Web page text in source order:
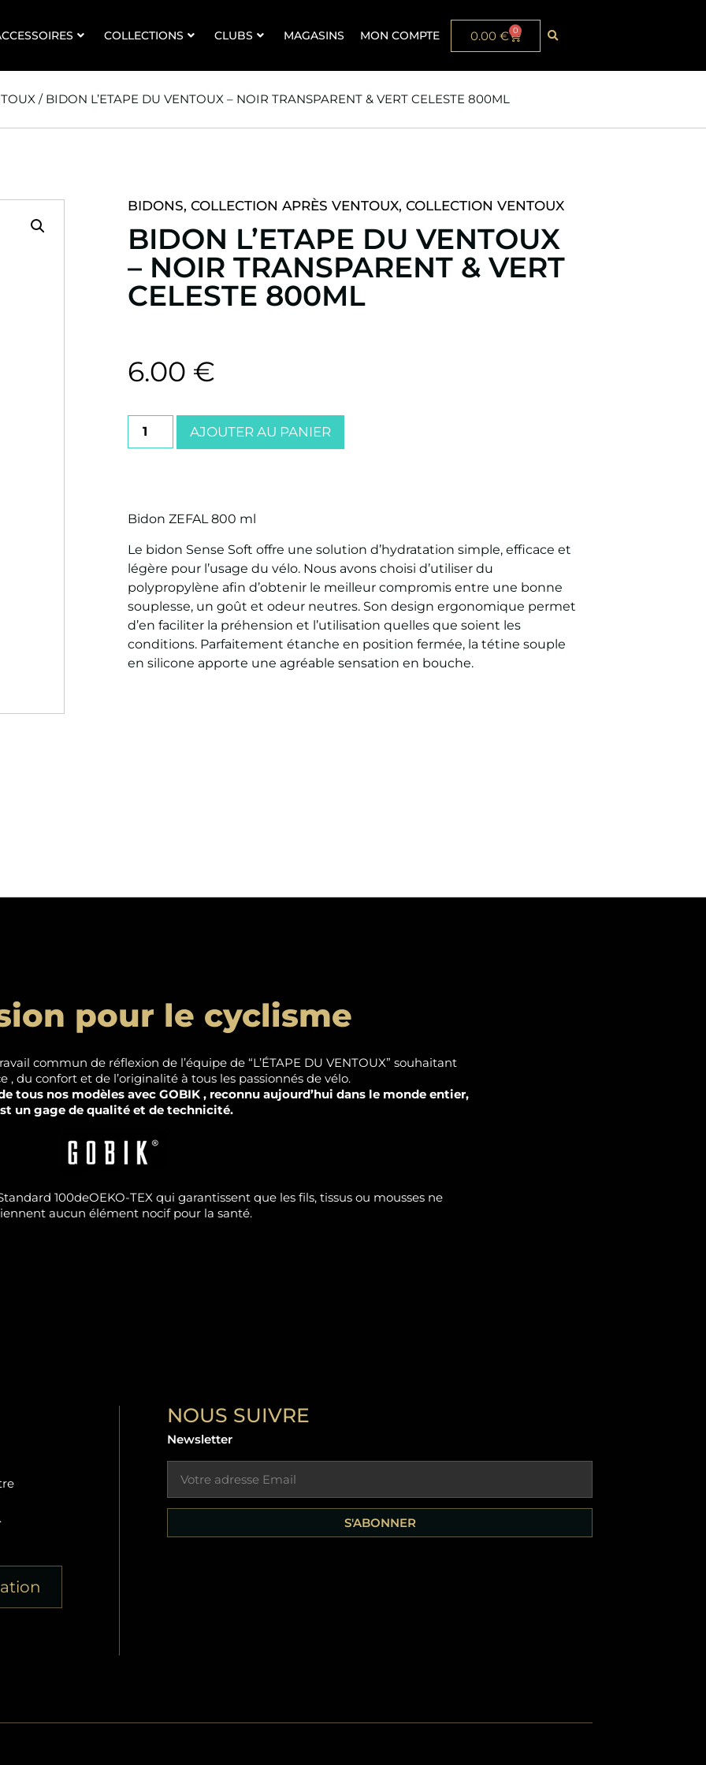
COLLECTIONS CLUBS MAGASINS MON COMPTE 0.00 € 0
/ BIDON L’ETAPE DU VENTOUX – NOIR TRANSPARENT & VERT CELESTE 800ML
BIDONS, COLLECTION APRÈS VENTOUX, COLLECTION VENTOUX
BIDON L’ETAPE DU VENTOUX
– NOIR TRANSPARENT & VERT
CELESTE 800ML
6.00 €
AJOUTER AU PANIER
Bidon ZEFAL 800 ml
Le bidon Sense Soft offre une solution d’hydratation simple, efficace et
légère pour l’usage du vélo. Nous avons choisi d’utiliser du
polypropylène afin d’obtenir le meilleur compromis entre une bonne
souplesse, un goût et odeur neutres. Son design ergonomique permet
d’en faciliter la préhension et l’utilisation quelles que soient les
conditions. Parfaitement étanche en position fermée, la tétine souple
en silicone apporte une agréable sensation en bouche.
pour le cyclisme
commun de réflexion de l’équipe de “L’ÉTAPE DU VENTOUX” souhaitant
, du confort et de l’originalité à tous les passionnés de vélo.
tous nos modèles avec GOBIK , reconnu aujourd’hui dans le monde entier,
un gage de qualité et de technicité.
100deOEKO-TEX qui garantissent que les fils, tissus ou mousses ne
aucun élément nocif pour la santé.
NOUS SUIVRE
Newsletter
S'ABONNER